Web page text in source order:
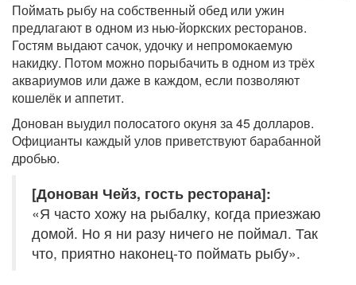
Поймать рыбу на собственный обед или ужин
предлагают в одном из нью-йоркских ресторанов.
Гостям выдают сачок, удочку и непромокаемую
накидку. Потом можно порыбачить в одном из трёх
аквариумов или даже в каждом, если позволяют
кошелёк и аппетит.
Донован выудил полосатого окуня за 45 долларов.
Официанты каждый улов приветствуют барабанной
дробью.
[Донован Чейз, гость ресторана]:
«Я часто хожу на рыбалку, когда приезжаю
домой. Но я ни разу ничего не поймал. Так
что, приятно наконец-то поймать рыбу».